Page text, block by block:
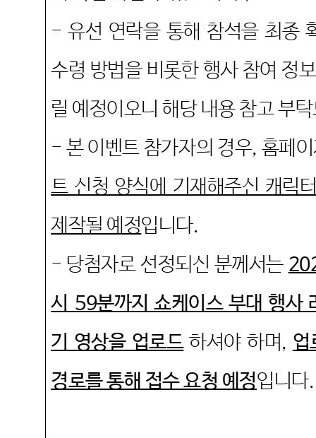
-유선 연락을 통해 참석을 최종
수령 방법을 비롯한 행사 참여 정
릴 예정이오니 해당 내용 참고 부
- 본 이벤트 참가자의 경우, 홈페
트 신청 양식에 기재해주신 캐릭
제작될 예정입니다.
- 당첨자로 선정되신 분께서는
시 59분까지 쇼케이스 부대 행사
기 영상을 업로드하셔야 하며, 업
경로를 통해 접수 요청 예정입니다.